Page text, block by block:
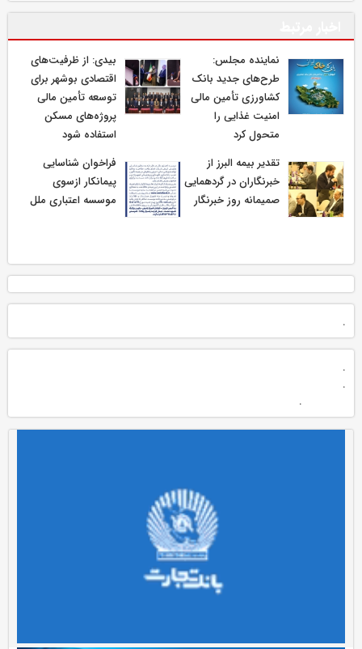
نماینده مجلس:
طرح‌های جدید بانک
کشاورزی تأمین مالی
امنیت غذایی را
متحول کرد
بیدی: از ظرفیت‌های
اقتصادی بوشهر برای
توسعه تأمین مالی
پروژه‌های مسکن
استفاده شود
تقدیر بیمه البرز از
خبرنگاران در گردهمایی
صمیمانه روز خبرنگار
فراخوان شناسایی
پیمانکار ازسوی
موسسه اعتباری ملل
.
.
.
.